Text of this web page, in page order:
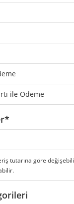
ile Ödeme
tutarına göre